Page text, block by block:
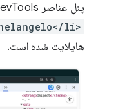
پنل عناصر
<li>Michelangelo</li>
هایلایت شده است.